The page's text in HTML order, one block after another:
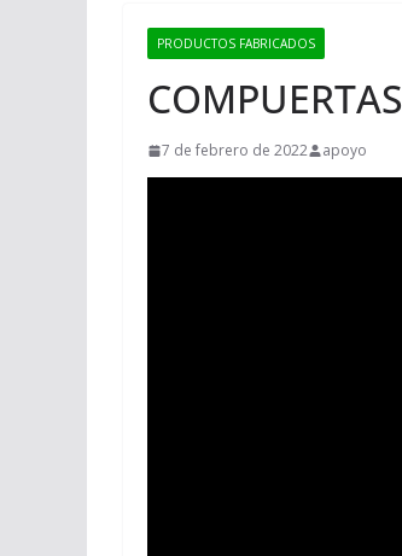
PRODUCTOS FABRICADOS
COMPUERTAS
7 de febrero de 2022 apoyo